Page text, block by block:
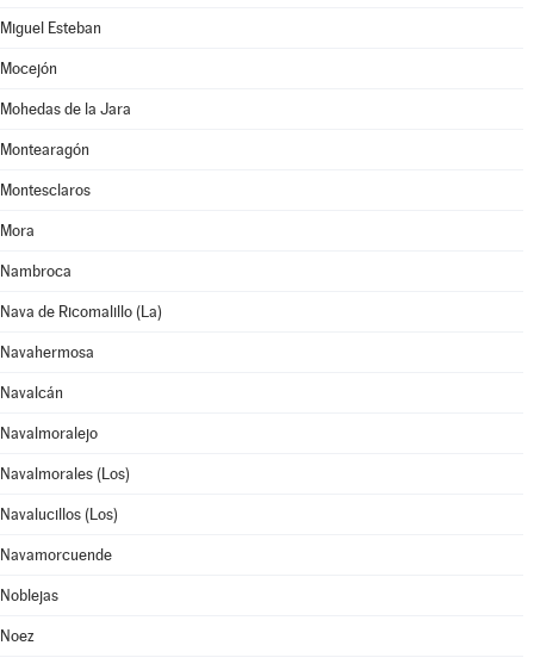
Miguel Esteban
Mocejón
Mohedas de la Jara
Montearagón
Montesclaros
Mora
Nambroca
Nava de Ricomalillo (La)
Navahermosa
Navalcán
Navalmoralejo
Navalmorales (Los)
Navalucillos (Los)
Navamorcuende
Noblejas
Noez